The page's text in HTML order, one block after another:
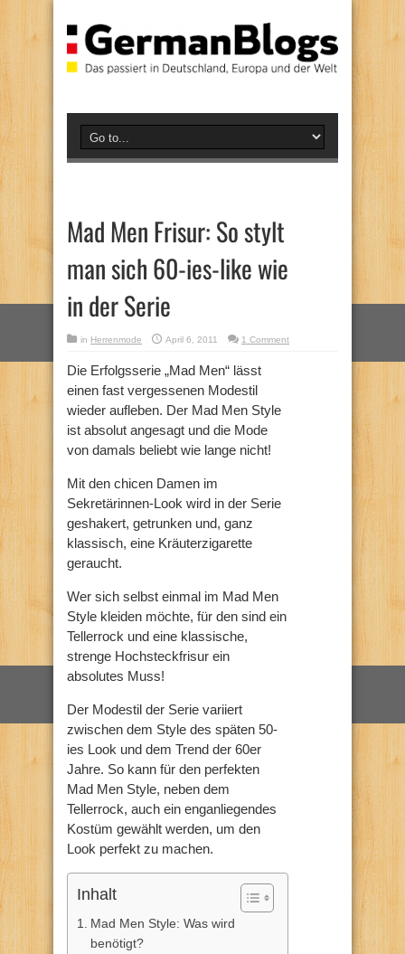
Mad Men Frisur: So stylt
man sich 60-ies-like wie
in der Serie
in Herrenmode April 6, 2011 1 Comment
Die Erfolgsserie „Mad Men“ lässt
einen fast vergessenen Modestil
wieder aufleben. Der Mad Men Style
ist absolut angesagt und die Mode
von damals beliebt wie lange nicht!
Mit den chicen Damen im
Sekretärinnen-Look wird in der Serie
geshakert, getrunken und, ganz
klassisch, eine Kräuterzigarette
geraucht.
Wer sich selbst einmal im Mad Men
Style kleiden möchte, für den sind ein
Tellerrock und eine klassische,
strenge Hochsteckfrisur ein
absolutes Muss!
Der Modestil der Serie variiert
zwischen dem Style des späten 50-
ies Look und dem Trend der 60er
Jahre. So kann für den perfekten
Mad Men Style, neben dem
Tellerrock, auch ein enganliegendes
Kostüm gewählt werden, um den
Look perfekt zu machen.
Inhalt
Mad Men Style: Was wird
benötigt?